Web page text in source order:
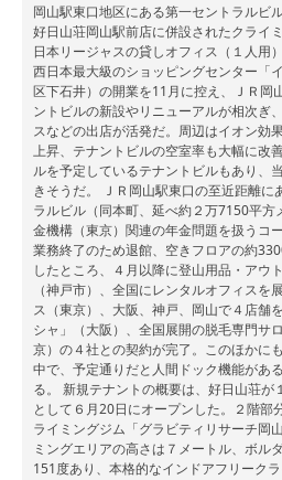
岡山駅東口地区にある第一セントラルビ
好日山荘岡山駅前店に併設されたクライ
日本リージャスの貸しオフィス（１人用）
西日本最大級のショッピングセンター「
区下石井）の開業を11月に控え、ＪＲ岡
ントビルの新設やリニューアルが相次ぎ
スなどの出店が活発だ。周辺はイオン効
上昇、テナントビルの空室率も大幅に改
ルを予定しているテナントビルもあり、
きそうだ。 ＪＲ岡山駅東口の至近距離に
ラルビル（同本町、延べ約２万7150平
金機構（東京）関連の年金問題を扱うコ
業務終了のため退館、空きフロアの約
したところ、４月以降に登山用品・アウ
（神戸市）、全国にレンタルオフィスを
ス（東京）、大阪、神戸、岡山で４店舗
シャ」（大阪）、全国展開の脱毛専門サ
京）の４社との契約が完了。このほかに
中で、予定通りだと人間ドック機能があ
る。 新規テナントの概要は、好日山荘
として６月20日にオープンした。２階部
ライミングジム「グラビティリサーチ岡
ミングエリアの高さは７メートル、ボル
151度あり、本格的なインドアフリーク